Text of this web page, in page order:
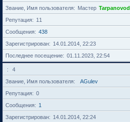
Звание, Имя пользователя
Мастер Tarpanovod
Репутация
11
Сообщения
438
Зарегистрирован
14.01.2014, 22:23
Последнее посещение
01.11.2023, 22:54
4
Звание, Имя пользователя
AGulev
Репутация
0
Сообщения
1
Зарегистрирован
14.01.2014, 22:24